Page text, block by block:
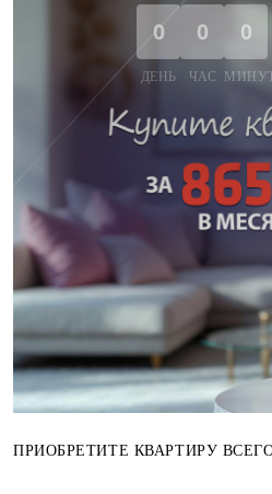
0
ДЕНЬ
0
ЧАС
0
ПРИОБРЕТИТЕ КВАРТИРУ